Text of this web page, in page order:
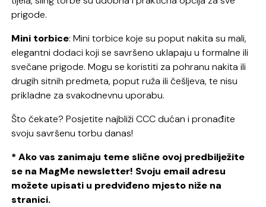
prigode.
Mini torbice: Mini torbice koje su poput nakita su mali,
elegantni dodaci koji se savršeno uklapaju u formalne ili
svečane prigode. Mogu se koristiti za pohranu nakita ili
drugih sitnih predmeta, poput ruža ili češljeva, te nisu
prikladne za svakodnevnu uporabu.
Što čekate? Posjetite najbliži CCC dućan i pronađite
svoju savršenu torbu danas!
* Ako vas zanimaju teme slične ovoj predbilježite
se na MagMe newsletter! Svoju email adresu
možete upisati u predviđeno mjesto niže na
stranici.